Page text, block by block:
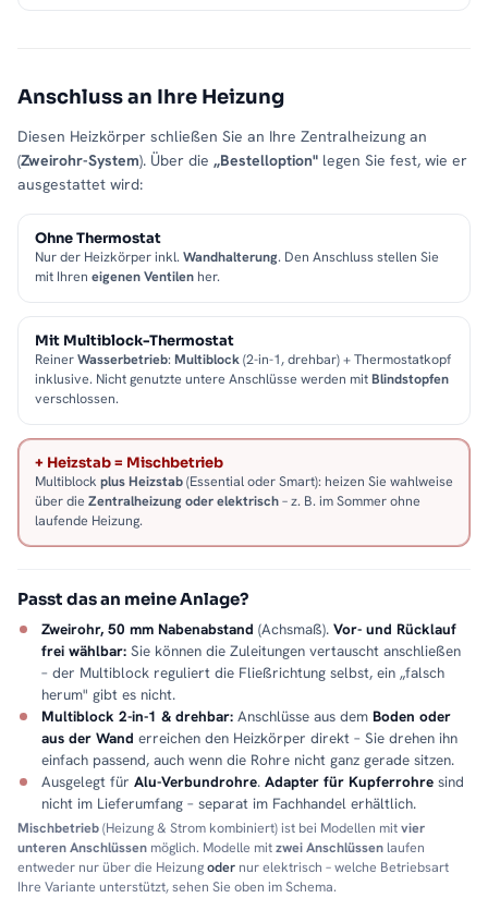
Anschluss an Ihre Heizung
Diesen Heizkörper schließen Sie an Ihre Zentralheizung an
(Zweirohr-System). Über die „Bestelloption" legen Sie fest, wie er
ausgestattet wird:
Ohne Thermostat
Nur der Heizkörper inkl. Wandhalterung. Den Anschluss stellen Sie
mit Ihren eigenen Ventilen her.
Mit Multiblock-Thermostat
ReinerWasserbetrieb: Multiblock(2-in-1, drehbar) + Thermostatkopf
inklusive. Nicht genutzte untere Anschlüsse werden mitBlindstopfen
verschlossen.
+ Heizstab = Mischbetrieb
Multiblock plus Heizstab(Essential oder Smart): heizen Sie wahlweise
über die Zentralheizung oder elektrisch– z. B. im Sommer ohne
laufende Heizung.
Passt das an meine Anlage?
Zweirohr, 50 mm Nabenabstand (Achsmaß). Vor- und Rücklauf
frei wählbar: Sie können die Zuleitungen vertauscht anschließen
– der Multiblock reguliert die Fließrichtung selbst, ein „falsch
herum" gibt es nicht.
Multiblock 2-in-1 & drehbar: Anschlüsse aus dem Boden oder
aus der Wand erreichen den Heizkörper direkt – Sie drehen ihn
einfach passend, auch wenn die Rohre nicht ganz gerade sitzen.
Ausgelegt für Alu-Verbundrohre. Adapter für Kupferrohre sind
nicht im Lieferumfang – separat im Fachhandel erhältlich.
Mischbetrieb(Heizung & Strom kombiniert) ist bei Modellen mitvier
unteren Anschlüssen möglich. Modelle mitzwei Anschlüssen laufen
entweder nur über die Heizungoder nur elektrisch – welche Betriebsart
Ihre Variante unterstützt, sehen Sie oben im Schema.